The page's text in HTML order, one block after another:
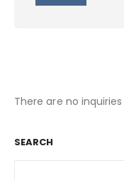
There are no
SEARCH